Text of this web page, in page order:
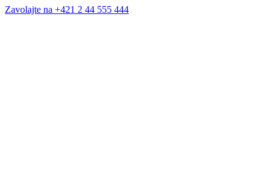
Zavolajte na +421 2 44 555 444